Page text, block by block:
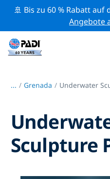
🚢 Bis zu 60 % Rabatt auf
Angebote
... / Grenada Underwater
Sculpture